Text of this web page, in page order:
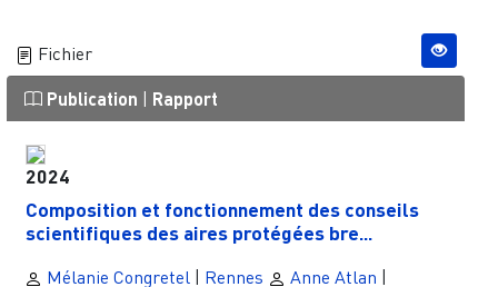
Fichier
Publication Rapport
2024
Composition et fonctionnement des conseils
scientifiques des aires protégées bre...
Mélanie Congretel | Rennes Anne Atlan |